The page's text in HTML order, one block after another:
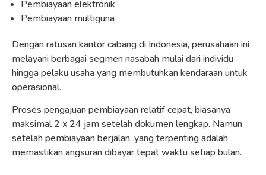
Pembiayaan elektronik
Pembiayaan multiguna
Dengan ratusan kantor cabang di Indonesia, perusahaan ini
melayani berbagai segmen nasabah mulai dari individu
hingga pelaku usaha yang membutuhkan kendaraan untuk
operasional.
Proses pengajuan pembiayaan relatif cepat, biasanya
maksimal 2 x 24 jam setelah dokumen lengkap. Namun
setelah pembiayaan berjalan, yang terpenting adalah
memastikan angsuran dibayar tepat waktu setiap bulan.